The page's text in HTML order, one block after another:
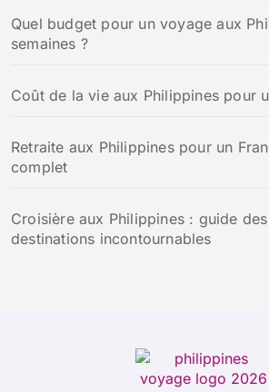
Quel budget pour un voyage aux
semaines ?
Coût de la vie aux Philippines pour
Retraite aux Philippines pour un
complet
Croisière aux Philippines : guide
destinations incontournables